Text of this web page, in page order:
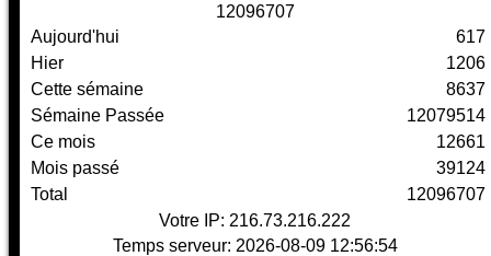
12096707
Aujourd'hui
Hier
Cette sémaine
Sémaine Passée
Ce mois
Mois passé
Total
617
1206
8637
12079514
12661
39124
12096707
Votre IP: 216.73.216.222
Temps serveur: 2026-08-09 12:56:54